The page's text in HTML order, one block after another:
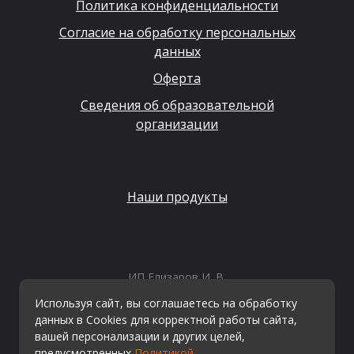
Политика конфиденциальности
Согласие на обработку персональных
данных
Оферта
Сведения об образовательной
организации
Наши продукты
ИП Елизаров И. В.
ОГРНИП: 315665800057162
Эл. почта:info@kvestiks.ru
Используя сайт, вы соглашаетесь на обработку
данных в Cookies для корректной работы сайта,
вашей персонализации и других целей,